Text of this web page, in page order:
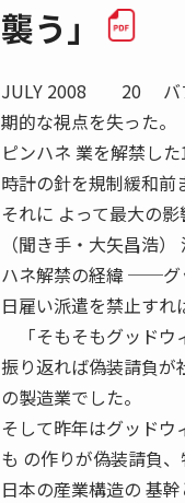
襲う」
JULY 2008 20 バブ
期的な視点を失った。
ピンハネ 業を解禁し
時計の針を規制緩和前
それに よって最大の影
（聞き手・大矢昌浩
ハネ解禁の経緯 ──グ
日雇い派遣を禁止すれ
「そもそもグッドウ
振り返れば偽装請負が
の製造業でした。
そして昨年はグッドウ
も の作りが偽装請負、
日本の産業構造の 基